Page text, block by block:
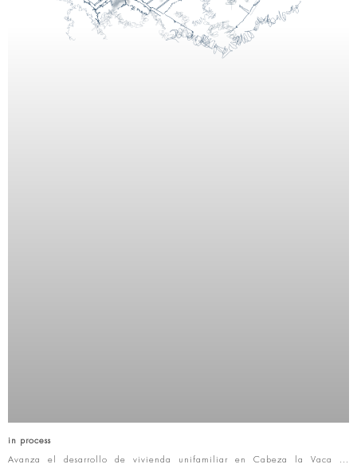
in process
Avanza el desarrollo de vivienda unifamiliar en Cabeza la Vaca